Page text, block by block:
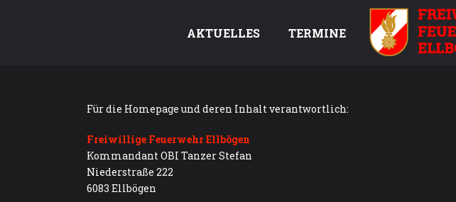
AKTUELLES TERMINE
Für die Homepage und deren Inhalt verantwortlich:
Freiwillige Feuerwehr Ellbögen
Kommandant OBI Tanzer Stefan
Niederstraße 222
6083 Ellbögen